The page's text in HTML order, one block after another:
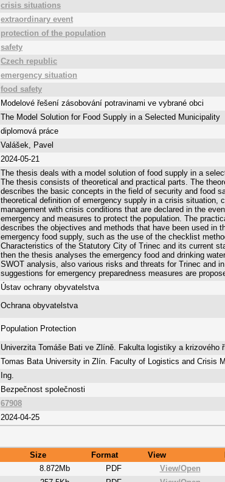
crisis situations
extraordinary event
protection of the population
safety
Czech republic
emergency situation
food safety
Modelové řešení zásobování potravinami ve vybrané obci
The Model Solution for Food Supply in a Selected Municipality
diplomová práce
Valášek, Pavel
2024-05-21
The thesis deals with a model solution of food supply in a
The thesis consists of theoretical and practical parts. The
describes the basic concepts in the field of security and food
theoretical definition of emergency supply in a crisis situation,
management with crisis conditions that are declared in the
emergency and measures to protect the population. The
describes the objectives and methods that have been used in
emergency food supply, such as the use of the checklist
Characteristics of the Statutory City of Trinec and its current
then the thesis analyses the emergency food and drinking
SWOT analysis, also various risks and threats for Trinec and
suggestions for emergency preparedness measures are
Ústav ochrany obyvatelstva
Ochrana obyvatelstva
Population Protection
Univerzita Tomáše Bati ve Zlíně. Fakulta logistiky a krizového
Tomas Bata University in Zlín. Faculty of Logistics and Crisis
Ing.
Bezpečnost společnosti
67908
2024-04-25
Size Format View
8.872Mb PDF View/Open